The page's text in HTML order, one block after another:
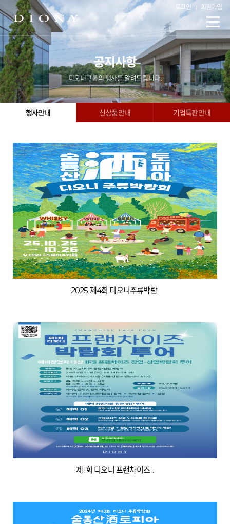
로그인 회원가입
공지사항
디오니그룹의 행사를 알려드립니다.
행사안내 신상품안내 기업특판안내
2025 제4회 디오니주류박람..
제1회 디오니 프랜차이즈 ..